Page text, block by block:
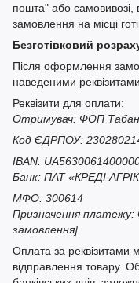
пошта" або самовивозі,
замовлення на місці
Безготівковий
Після оформлення
наведеними реквізитами.
Реквізити для оплати:
Отримувач: ФОП
Код ЄДРПОУ:
IBAN:
Банк: ПАТ «КРЕДІ
МФО: 300614
Призначення
замовлення]
Оплата за реквізитами
відправлення товару.